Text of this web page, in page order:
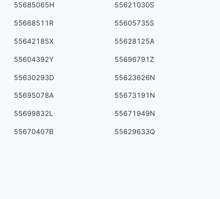
55685065H 55621030S
55668511R 55605735S
55642185X 55628125A
55604392Y 55696791Z
55630293D 55623626N
55695078A 55673191N
55699832L 55671949N
55670407B 55629633Q